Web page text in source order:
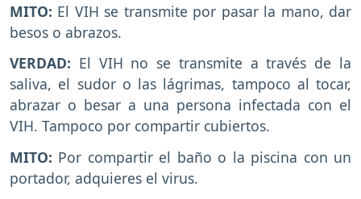
MITO: El VIH se transmite por pasar la mano, dar
besos o abrazos.
VERDAD: El VIH no se transmite a través de la
saliva, el sudor o las lágrimas, tampoco al tocar,
abrazar o besar a una persona infectada con el
VIH. Tampoco por compartir cubiertos.
MITO: Por compartir el baño o la piscina con un
portador, adquieres el virus.